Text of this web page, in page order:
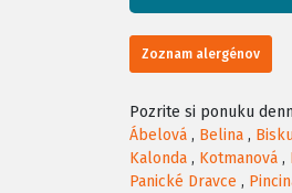
−
Zoznam alergénov
Pozrite si ponuku
Ábelová , Belina ,
Kalonda , Kotmanová ,
Panické Dravce ,